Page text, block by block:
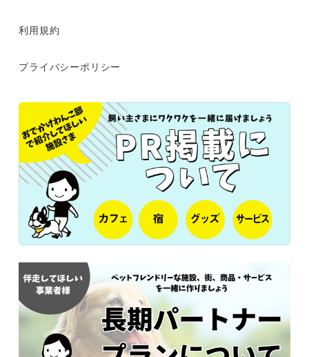
利用規約
プライバシーポリシー